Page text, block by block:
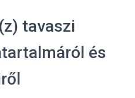
tavaszi
és